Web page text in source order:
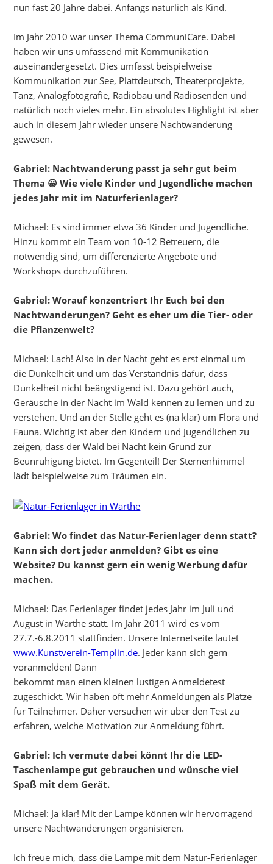
nun fast 20 Jahre dabei. Anfangs natürlich als Kind.
Im Jahr 2010 war unser Thema CommuniCare. Dabei
haben wir uns umfassend mit Kommunikation
auseinandergesetzt. Dies umfasst beispielweise
Kommunikation zur See, Plattdeutsch, Theaterprojekte,
Tanz, Analogfotografie, Radiobau und Radiosenden und
natürlich noch vieles mehr. Ein absolutes Highlight ist aber
auch in diesem Jahr wieder unsere Nachtwanderung
gewesen.
Gabriel: Nachtwanderung passt ja sehr gut beim
Thema 😀 Wie viele Kinder und Jugendliche machen
jedes Jahr mit im Naturferienlager?
Michael: Es sind immer etwa 36 Kinder und Jugendliche.
Hinzu kommt ein Team von 10-12 Betreuern, die
notwendig sind, um differenzierte Angebote und
Workshops durchzuführen.
Gabriel: Worauf konzentriert Ihr Euch bei den
Nachtwanderungen? Geht es eher um die Tier- oder
die Pflanzenwelt?
Michael: Lach! Also in der Nacht geht es erst einmal um
die Dunkelheit und um das Verständnis dafür, dass
Dunkelheit nicht beängstigend ist. Dazu gehört auch,
Geräusche in der Nacht im Wald kennen zu lernen und zu
verstehen. Und an der Stelle geht es (na klar) um Flora und
Fauna. Wichtig ist aber den Kindern und Jugendlichen zu
zeigen, dass der Wald bei Nacht kein Grund zur
Beunruhigung bietet. Im Gegenteil! Der Sternenhimmel
lädt beispielweise zum Träumen ein.
Gabriel: Wo findet das Natur-Ferienlager denn statt?
Kann sich dort jeder anmelden? Gibt es eine
Website? Du kannst gern ein wenig Werbung dafür
machen.
Michael: Das Ferienlager findet jedes Jahr im Juli und
August in Warthe statt. Im Jahr 2011 wird es vom
27.7.-6.8.2011 stattfinden. Unsere Internetseite lautet
www.Kunstverein-Templin.de. Jeder kann sich gern
voranmelden! Dann
bekommt man einen kleinen lustigen Anmeldetest
zugeschickt. Wir haben oft mehr Anmeldungen als Plätze
für Teilnehmer. Daher versuchen wir über den Test zu
erfahren, welche Motivation zur Anmeldung führt.
Gabriel: Ich vermute dabei könnt Ihr die LED-
Taschenlampe gut gebrauchen und wünsche viel
Spaß mit dem Gerät.
Michael: Ja klar! Mit der Lampe können wir hervorragend
unsere Nachtwanderungen organisieren.
Ich freue mich, dass die Lampe mit dem Natur-Ferienlager